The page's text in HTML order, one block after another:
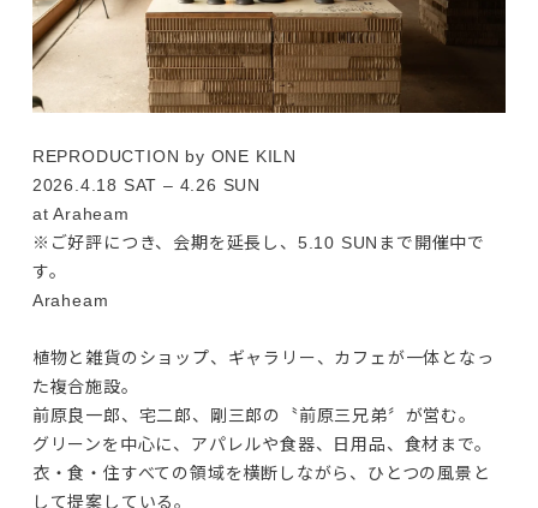
REPRODUCTION by ONE KILN
2026.4.18 SAT – 4.26 SUN
at Araheam
※ご好評につき、会期を延長し、5.10 SUNまで開催中で
す。
Araheam
植物と雑貨のショップ、ギャラリー、カフェが一体となっ
た複合施設。
前原良一郎、宅二郎、剛三郎の〝前原三兄弟〞が営む。
グリーンを中心に、アパレルや食器、日用品、食材まで。
衣・食・住すべての領域を横断しながら、ひとつの風景と
して提案している。